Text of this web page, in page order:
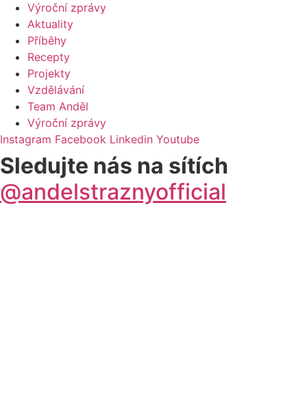
Výroční zprávy
Aktuality
Příběhy
Recepty
Projekty
Vzdělávání
Team Anděl
Výroční zprávy
Instagram Facebook Linkedin Youtube
Sledujte nás na sítích
@andelstraznyofficial